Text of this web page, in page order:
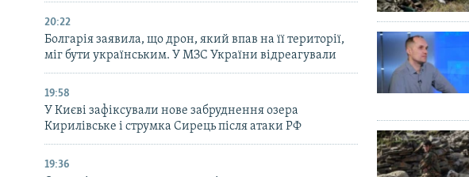
ФОТО
СПЕЦПРОЄКТИ
ПОДКАСТИ
20:22
Болгарія заявила, що дрон, який впав на її території,
міг бути українським. У МЗС України відреагували
19:58
У Києві зафіксували нове забруднення озера
Кирилівське і струмка Сирець після атаки РФ
19:36